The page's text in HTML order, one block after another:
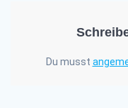
Du musst